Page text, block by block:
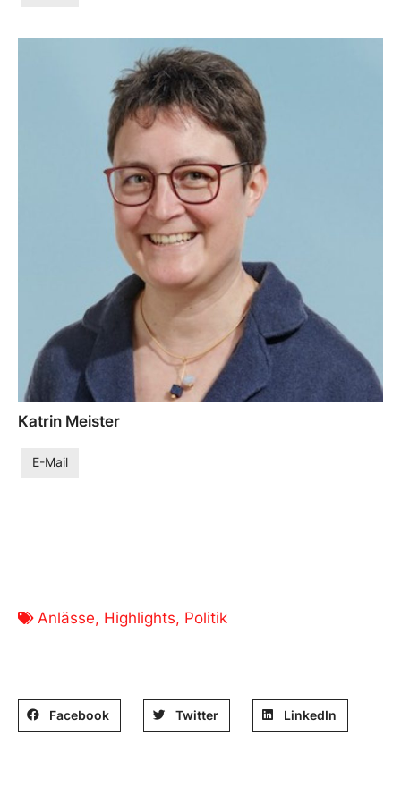
Katrin Meister
E-Mail
Anlässe, Highlights, Politik
Facebook Twitter LinkedIn